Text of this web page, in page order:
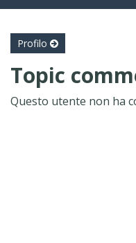
Profilo
Topic
Questo utente non ha